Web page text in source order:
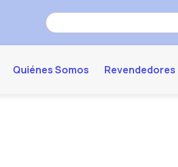
Quiénes Somos Revendedores